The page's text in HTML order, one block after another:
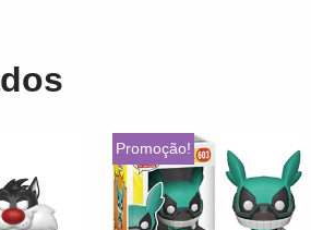
Promoção!